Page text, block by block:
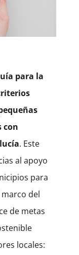
para la
con
. Este
al apoyo
para
del
de metas
locales: